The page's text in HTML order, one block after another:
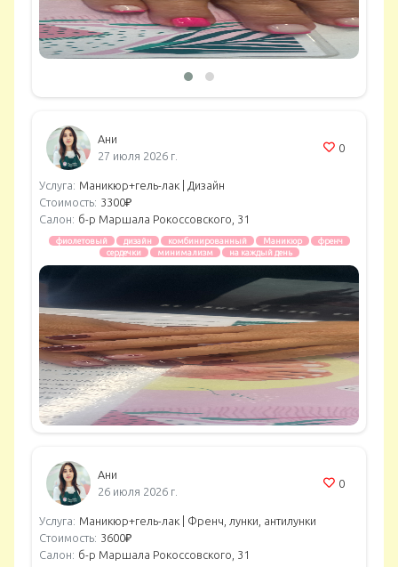
Ани
27 июля 2026 г.
0
Услуга: Маникюр+гель-лак | Дизайн
Стоимость: 3300₽
Салон: б-р Маршала Рокоссовского, 31
фиолетовый дизайн комбинированный Маникюр
френч
сердечки
минимализм на каждый день
Ани
26 июля 2026 г.
0
Услуга: Маникюр+гель-лак | Френч, лунки, антилунки
Стоимость: 3600₽
Салон: б-р Маршала Рокоссовского, 31